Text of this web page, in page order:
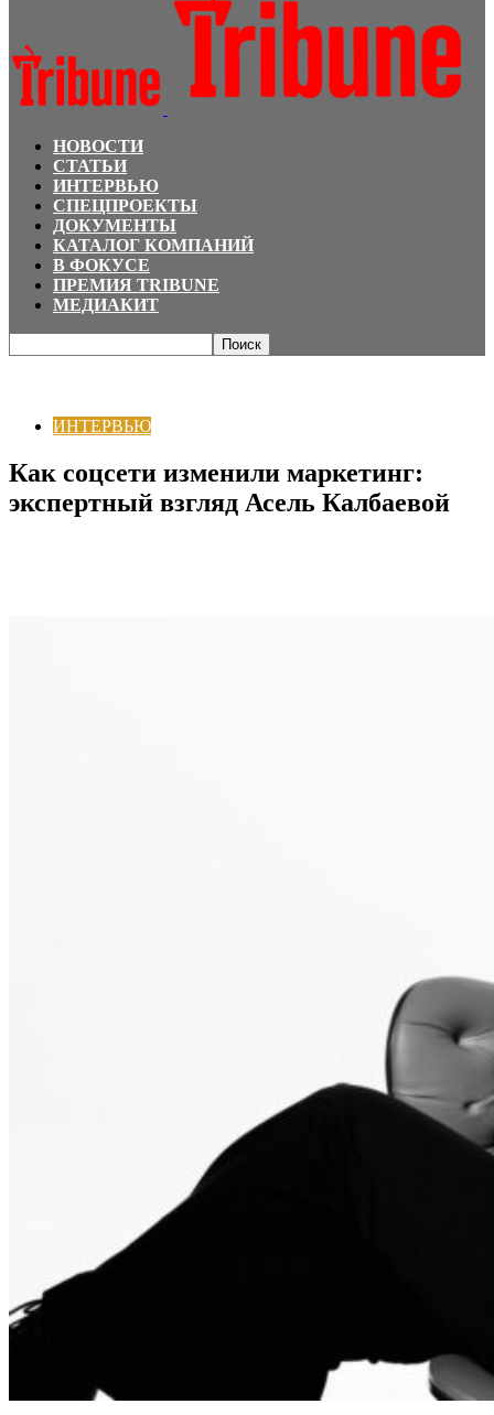
НОВОСТИ
СТАТЬИ
ИНТЕРВЬЮ
СПЕЦПРОЕКТЫ
ДОКУМЕНТЫ
КАТАЛОГ КОМПАНИЙ
В ФОКУСЕ
ПРЕМИЯ TRIBUNE
МЕДИАКИТ
ИНТЕРВЬЮ
Как соцсети изменили маркетинг:
экспертный взгляд Асель Калбаевой